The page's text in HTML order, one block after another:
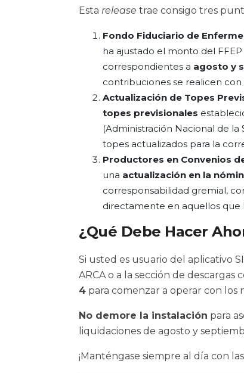
Esta release trae consigo tres
Fondo Fiduciario de
ha ajustado el monto del
correspondientes a agosto y
contribuciones se realicen con
Actualización de Topes
topes previsionales
(Administración Nacional de
topes actualizados para la
Productores en Convenios
una actualización en la
corresponsabilidad gremial,
directamente en aquellos que
¿Qué Debe Hacer
Si usted es usuario del aplicativo
ARCA o a la sección de
4 para comenzar a operar con los
No demore la instalación para
liquidaciones de agosto y
¡Manténgase siempre al día con